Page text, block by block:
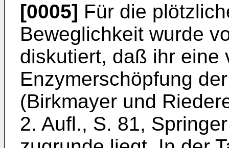
[0005] Für die
Beweglichkeit wurde
diskutiert, daß ihr eine
Enzymerschöpfung
(Birkmayer und
2. Aufl., S. 81,